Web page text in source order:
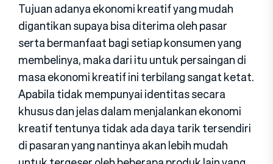
Tujuan adanya ekonomi kreatif yang mudah
digantikan supaya bisa diterima oleh pasar
serta bermanfaat bagi setiap konsumen yang
membelinya, maka dari itu untuk persaingan di
masa ekonomi kreatif ini terbilang sangat ketat.
Apabila tidak mempunyai identitas secara
khusus dan jelas dalam menjalankan ekonomi
kreatif tentunya tidak ada daya tarik tersendiri
di pasaran yang nantinya akan lebih mudah